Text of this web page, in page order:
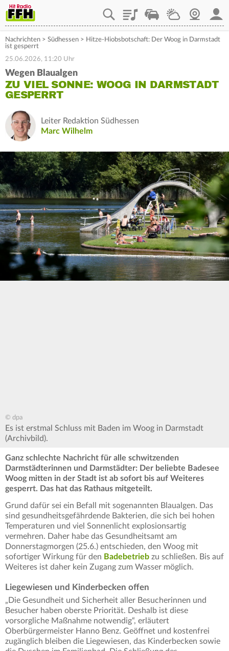
PlaylistStaupilotWetterWebcam
Nachrichten > Südhessen > Hitze-Hiobsbotschaft: Der Woog in Darmstadt
ist gesperrt
25.06.2026, 11:20 Uhr
Wegen Blaualgen
ZU VIEL SONNE: WOOG IN DARMSTADT
GESPERRT
Leiter Redaktion Südhessen
Marc Wilhelm
© dpa
Es ist erstmal Schluss mit Baden im Woog in Darmstadt
(Archivbild).
Ganz schlechte Nachricht für alle schwitzenden
Darmstädterinnen und Darmstädter: Der beliebte Badesee
Woog mitten in der Stadt ist ab sofort bis auf Weiteres
gesperrt. Das hat das Rathaus mitgeteilt.
Grund dafür sei ein Befall mit sogenannten Blaualgen. Das
sind gesundheitsgefährdende Bakterien, die sich bei hohen
Temperaturen und viel Sonnenlicht explosionsartig
vermehren. Daher habe das Gesundheitsamt am
Donnerstagmorgen (25.6.) entschieden, den Woog mit
sofortiger Wirkung für den Badebetrieb zu schließen. Bis auf
Weiteres ist daher kein Zugang zum Wasser möglich.
Liegewiesen und Kinderbecken offen
„Die Gesundheit und Sicherheit aller Besucherinnen und
Besucher haben oberste Priorität. Deshalb ist diese
vorsorgliche Maßnahme notwendig“, erläutert
Oberbürgermeister Hanno Benz. Geöffnet und kostenfrei
zugänglich bleiben die Liegewiesen, das Kinderbecken sowie